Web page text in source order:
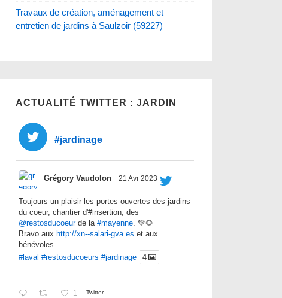
Travaux de création, aménagement et
entretien de jardins à Saulzoir (59227)
ACTUALITÉ TWITTER : JARDIN
#jardinage
Grégory Vaudolon 21 Avr 2023
Toujours un plaisir les portes ouvertes des jardins
du coeur, chantier d'#insertion, des
@restosducoeurde la#mayenne. 💚🌻
Bravo aux http://xn--salari-gva.es et aux
bénévoles.
#laval #restosducoeurs #jardinage 4
1 Twitter